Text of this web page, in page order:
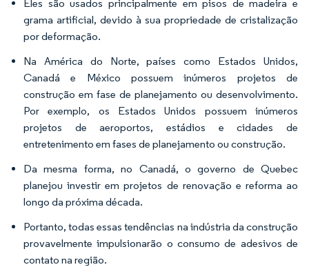
Eles são usados principalmente em pisos de madeira e
grama artificial, devido à sua propriedade de cristalização
por deformação.
Na América do Norte, países como Estados Unidos,
Canadá e México possuem inúmeros projetos de
construção em fase de planejamento ou desenvolvimento.
Por exemplo, os Estados Unidos possuem inúmeros
projetos de aeroportos, estádios e cidades de
entretenimento em fases de planejamento ou construção.
Da mesma forma, no Canadá, o governo de Quebec
planejou investir em projetos de renovação e reforma ao
longo da próxima década.
Portanto, todas essas tendências na indústria da construção
provavelmente impulsionarão o consumo de adesivos de
contato na região.